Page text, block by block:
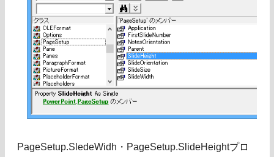
PageSetup.SledeWidh・PageSetup.SlideHeightプロ